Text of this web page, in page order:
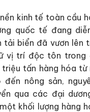
kinh tế toàn cầu
quốc tế đang
tải biển đã vươn lên
vị trí độc tôn trong
triệu tấn hàng hóa
nông sản,
qua các đại
khối lượng hàng